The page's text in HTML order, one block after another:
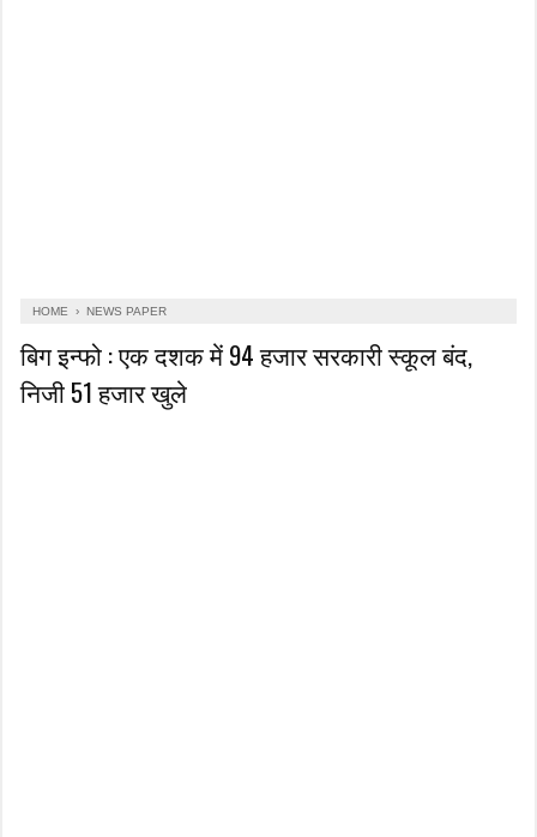
HOME › NEWS PAPER
बिग इन्फो : एक दशक में 94 हजार सरकारी स्कूल बंद,
निजी 51 हजार खुले